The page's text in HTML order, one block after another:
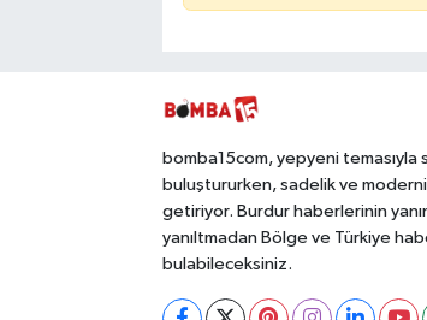
bomba15com, yepyeni temasıyla
buluştururken, sadelik ve
getiriyor. Burdur haberlerinin
yanıltmadan Bölge ve Türkiye
bulabileceksiniz.